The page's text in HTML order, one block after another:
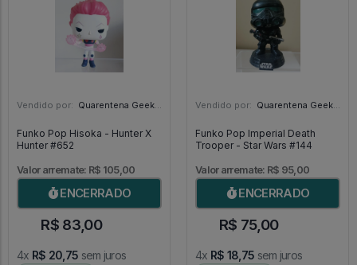
Vendido por: Quarentena Geek Store - SP
Funko Pop Hisoka - Hunter X
Hunter #652
Valor arremate: R$ 105,00
ENCERRADO
R$ 83,00
4x R$ 20,75 sem juros
Vendido por: Quarentena Geek Store - SP
Funko Pop Imperial Death
Trooper - Star Wars #144
Valor arremate: R$ 95,00
ENCERRADO
R$ 75,00
4x R$ 18,75 sem juros